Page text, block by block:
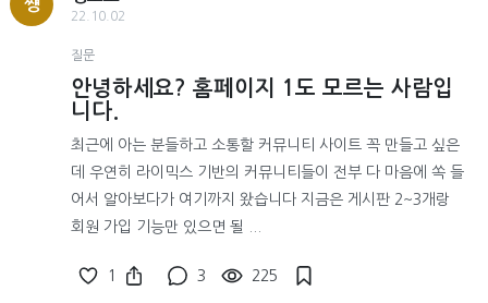
썡
22.10.02
질문
안녕하세요? 홈페이지 1도 모르는 사람입
니다.
최근에 아는 분들하고 소통할 커뮤니티 사이트 꼭 만들고 싶은
데 우연히 라이믹스 기반의 커뮤니티들이 전부 다 마음에 쏙 들
어서 알아보다가 여기까지 왔습니다 지금은 게시판 2~3개랑
회원 가입 기능만 있으면 될 ...
1 3 225